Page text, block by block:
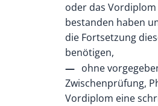
oder das
bestanden haben
die Fortsetzung
benötigen,
ohne
Zwischenprüfung,
Vordiplom eine